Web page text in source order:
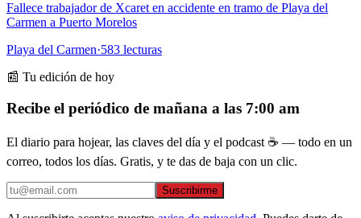
Fallece trabajador de Xcaret en accidente en tramo de Playa del
Carmen a Puerto Morelos
Playa del Carmen·583 lecturas
📰 Tu edición de hoy
Recibe el periódico de mañana a las 7:00 am
El diario para hojear, las claves del día y el podcast ☕ — todo en un
correo, todos los días. Gratis, y te das de baja con un clic.
Suscribirme